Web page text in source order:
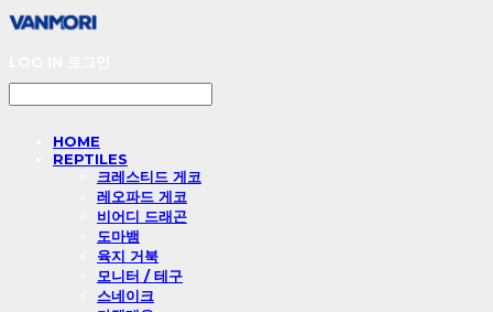
HOME
REPTILES
크레스티드 게코
레오파드 게코
비어디 드래곤
도마뱀
육지 거북
모니터 / 테구
스네이크